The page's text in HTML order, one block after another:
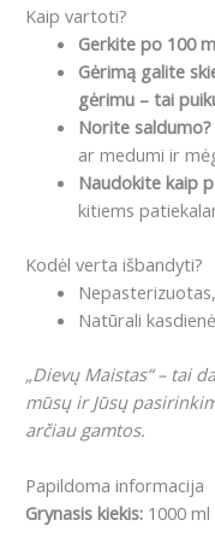
Kaip vartoti?
Gerkite po 100
Gėrimą galite
gėrimu – tai
Norite saldumo?
ar medumi ir
Naudokite kaip
kitiems
Kodėl verta išbandyti?
Natūrali
„Dievų Maistas“ – tai
mūsų ir Jūsų
arčiau gamtos.
Papildoma informacija
Grynasis kiekis: 1000 ml